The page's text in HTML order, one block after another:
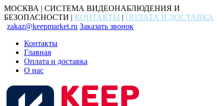
МОСКВА | СИСТЕМА ВИДЕОНАБЛЮДЕНИЯ И
БЕЗОПАСНОСТИ | КОНТАКТЫ | ОПЛАТА И ДОСТАВКА
zakaz@keepmarket.ru Заказать звонок
Контакты
Главная
Оплата и доставка
О нас